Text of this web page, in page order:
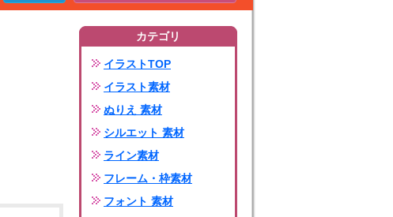
カテゴリ
イラストTOP
イラスト素材
ぬりえ 素材
シルエット 素材
ライン素材
フレーム・枠素材
フォント 素材